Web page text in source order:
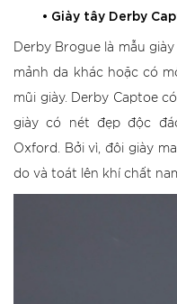
• Giày tây Derby
Derby Brogue là mẫu
mảnh da khác hoặc có
mũi giày. Derby Captoe
giày có nét đẹp độc
Oxford. Bởi vì, đôi giày
do và toát lên khí chất